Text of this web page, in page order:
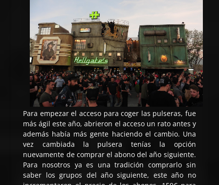
Para empezar el acceso para coger las pulseras, fue
más ágil este año, abrieron el acceso un rato antes y
además había más gente haciendo el cambio. Una
vez cambiada la pulsera tenías la opción
nuevamente de comprar el abono del año siguiente.
Para nosotros ya es una tradición comprarlo sin
saber los grupos del año siguiente, este año no